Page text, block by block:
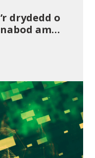
drydedd o
am
cwmnïau